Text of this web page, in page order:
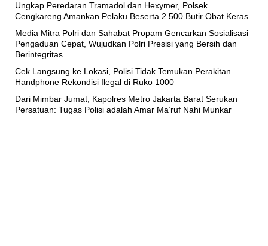
Ungkap Peredaran Tramadol dan Hexymer, Polsek
Cengkareng Amankan Pelaku Beserta 2.500 Butir Obat Keras
Media Mitra Polri dan Sahabat Propam Gencarkan Sosialisasi
Pengaduan Cepat, Wujudkan Polri Presisi yang Bersih dan
Berintegritas
Cek Langsung ke Lokasi, Polisi Tidak Temukan Perakitan
Handphone Rekondisi Ilegal di Ruko 1000
Dari Mimbar Jumat, Kapolres Metro Jakarta Barat Serukan
Persatuan: Tugas Polisi adalah Amar Ma’ruf Nahi Munkar